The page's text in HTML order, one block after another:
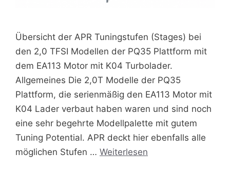
Übersicht der APR Tuningstufen (Stages) bei
den 2,0 TFSI Modellen der PQ35 Plattform mit
dem EA113 Motor mit K04 Turbolader.
Allgemeines Die 2,0T Modelle der PQ35
Plattform, die serienmäßig den EA113 Motor mit
K04 Lader verbaut haben waren und sind noch
eine sehr begehrte Modellpalette mit gutem
Tuning Potential. APR deckt hier ebenfalls alle
möglichen Stufen … Weiterlesen